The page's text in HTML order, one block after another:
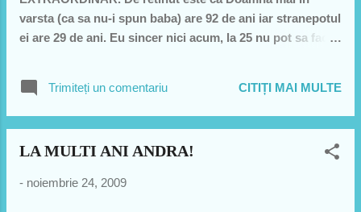
varsta (ca sa nu-i spun baba) are 92 de ani iar stranepotul
ei are 29 de ani. Eu sincer nici acum, la 25 nu pot sa fac
vedere ca ea gaseste in Salsa un mare motiv de a face
ochi dimineata... Daca mai gasesc un pic de timp in
eu. Frumos.
Trimiteți un comentariu CITIȚI MAI MULTE
LA MULTI ANI ANDRA!
- noiembrie 24, 2009